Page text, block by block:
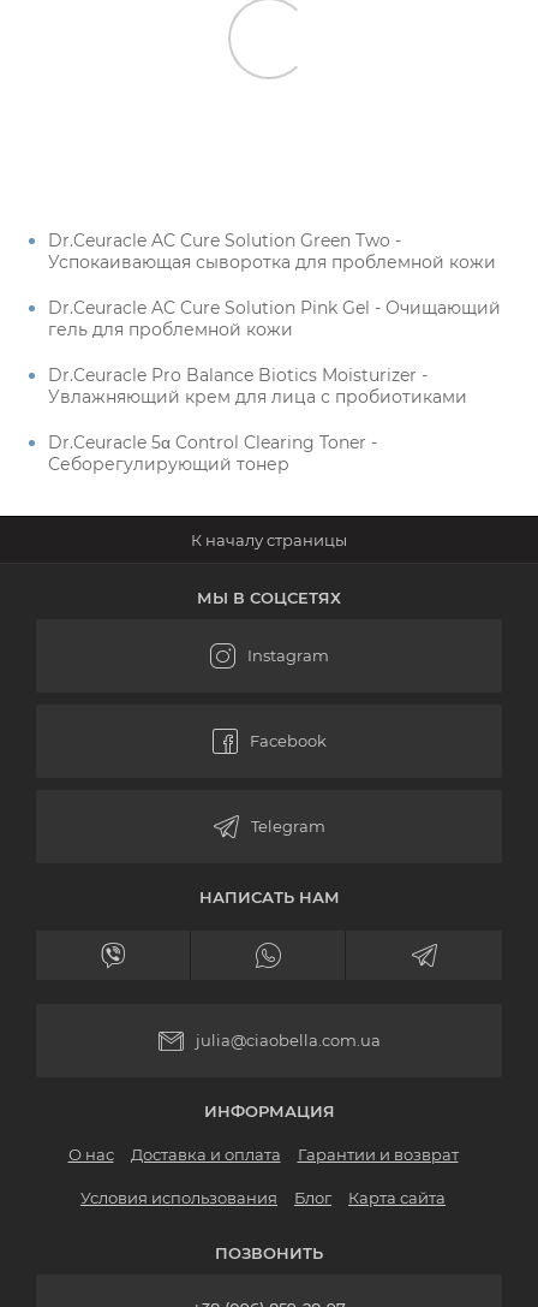
Dr.Ceuracle AC Cure Solution Green Two -
Успокаивающая сыворотка для проблемной кожи
Dr.Ceuracle AC Cure Solution Pink Gel - Очищающий
гель для проблемной кожи
Dr.Ceuracle Pro Balance Biotics Moisturizer -
Увлажняющий крем для лица с пробиотиками
Dr.Ceuracle 5α Control Clearing Toner -
Себорегулирующий тонер
МЫ В СОЦСЕТЯХ
НАПИСАТЬ НАМ
julia@ciaobella.com.ua
ИНФОРМАЦИЯ
О нас Доставка и оплата Гарантии и возврат
Условия использования Блог Карта сайта
ПОЗВОНИТЬ